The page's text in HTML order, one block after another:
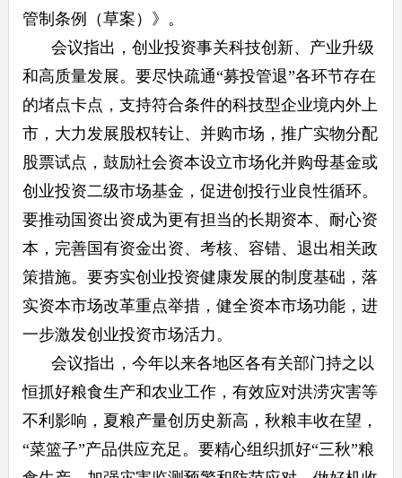
管制条例（草案）》。
会议指出，创业投资事关科技创新、产业升级
和高质量发展。要尽快疏通“募投管退”各环节存在
的堵点卡点，支持符合条件的科技型企业境内外上
市，大力发展股权转让、并购市场，推广实物分配
股票试点，鼓励社会资本设立市场化并购母基金或
创业投资二级市场基金，促进创投行业良性循环。
要推动国资出资成为更有担当的长期资本、耐心资
本，完善国有资金出资、考核、容错、退出相关政
策措施。要夯实创业投资健康发展的制度基础，落
实资本市场改革重点举措，健全资本市场功能，进
一步激发创业投资市场活力。
会议指出，今年以来各地区各有关部门持之以
恒抓好粮食生产和农业工作，有效应对洪涝灾害等
不利影响，夏粮产量创历史新高，秋粮丰收在望，
“菜篮子”产品供应充足。要精心组织抓好“三秋”粮